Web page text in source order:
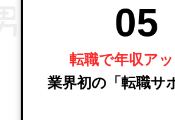
05
転職で年収アッ
業界初の「転職サ